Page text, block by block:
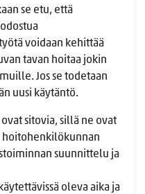
se etu, että
voidaan kehittää
tavan hoitaa jokin
Jos se todetaan
uusi käytäntö.
sitovia, sillä ne ovat
hoitohenkilökunnan
suunnittelu ja
oleva aika ja